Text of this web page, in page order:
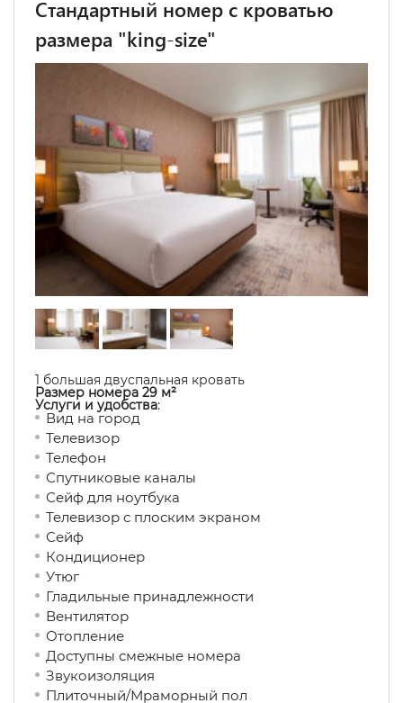
Стандартный номер с кроватью
размера "king-size"
1 большая двуспальная кровать
Размер номера 29 м²
Услуги и удобства:
Вид на город
Телевизор
Телефон
Спутниковые каналы
Сейф для ноутбука
Телевизор с плоским экраном
Сейф
Кондиционер
Утюг
Гладильные принадлежности
Вентилятор
Отопление
Доступны смежные номера
Звукоизоляция
Плиточный/Мраморный пол